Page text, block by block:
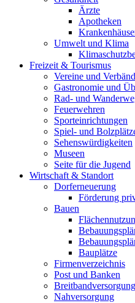
Ärzte
Apotheken
Umwelt und Klima
Freizeit & Tourismus
Vereine und
Gastronomie und
Rad- und
Feuerwehren
Sporteinrichtungen
Spiel- und
Sehenswürdigkeiten
Museen
Seite für die Jugend
Wirtschaft & Standort
Dorferneuerung
Förderung
Bauen
Bauplätze
Firmenverzeichnis
Post und Banken
Breitbandversorgung
Nahversorgung